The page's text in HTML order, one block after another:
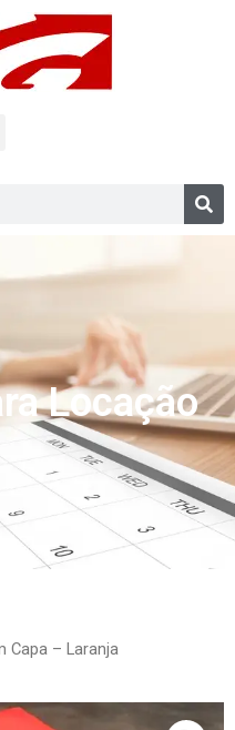
Locação
Capa – Laranja